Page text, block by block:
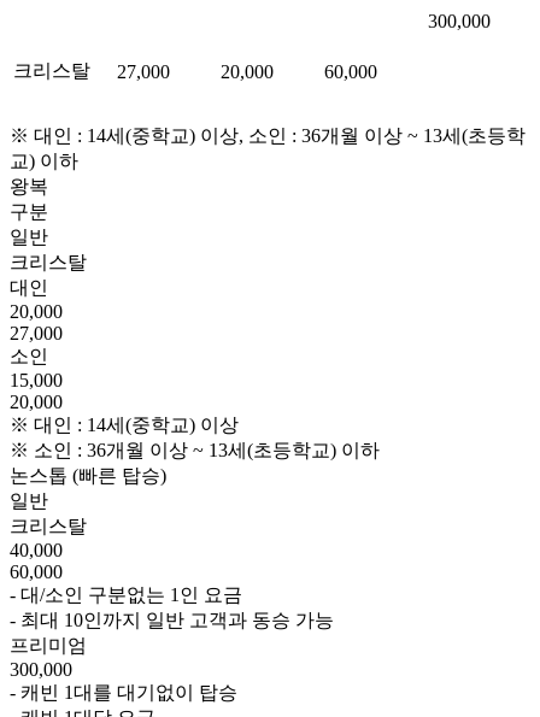
300,000
크리스탈 27,000 20,000 60,000
※ 대인 : 14세(중학교) 이상, 소인 : 36개월 이상 ~ 13세(초등학
교) 이하
왕복
구분
일반
크리스탈
대인
20,000
27,000
소인
15,000
20,000
※ 대인 : 14세(중학교) 이상
※ 소인 : 36개월 이상 ~ 13세(초등학교) 이하
논스톱 (빠른 탑승)
일반
크리스탈
40,000
60,000
- 대/소인 구분없는 1인 요금
- 최대 10인까지 일반 고객과 동승 가능
프리미엄
300,000
- 캐빈 1대를 대기없이 탑승